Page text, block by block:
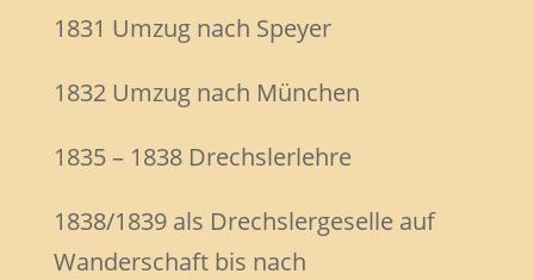
1831 Umzug nach Speyer
1832 Umzug nach München
1835 – 1838 Drechslerlehre
1838/1839 als Drechslergeselle auf
Wanderschaft bis nach